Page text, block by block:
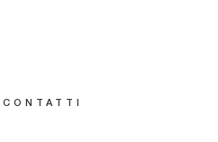
CONTATTI